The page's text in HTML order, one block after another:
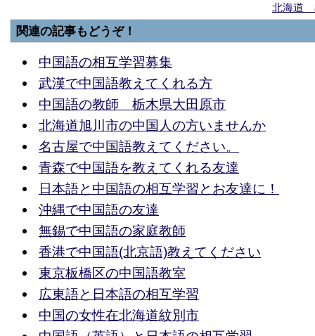
北海道
関連の記事もどうぞ！
中国語の相互学習募集
武漢で中国語教えてくれる方
中国語の教師 栃木県大田原市
北海道旭川市の中国人の方いませんか
名古屋で中国語教えてください。
青森で中国語を教えてくれる友達
日本語と中国語の相互学習とお友達に！
沖縄で中国語の友達
無錫で中国語の家庭教師
香港で中国語(北京語)教えてください
東京板橋区の中国語教室
広東語と日本語の相互学習
中国の女性在北海道紋別市